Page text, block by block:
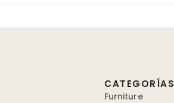
CATEGORÍAS
Furniture